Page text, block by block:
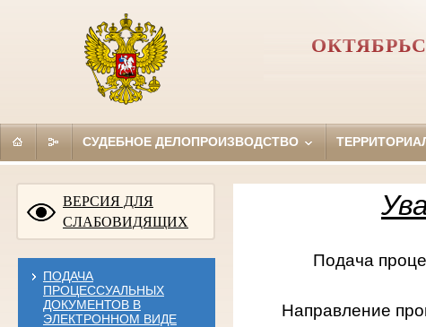
СУДЕБНОЕ ДЕЛОПРОИЗВОДСТВО
ВЕРСИЯ ДЛЯ
СЛАБОВИДЯЩИХ
ПОДАЧА
ПРОЦЕССУАЛЬНЫХ
ДОКУМЕНТОВ В
ЭЛЕКТРОННОМ ВИДЕ
Подача
Направление